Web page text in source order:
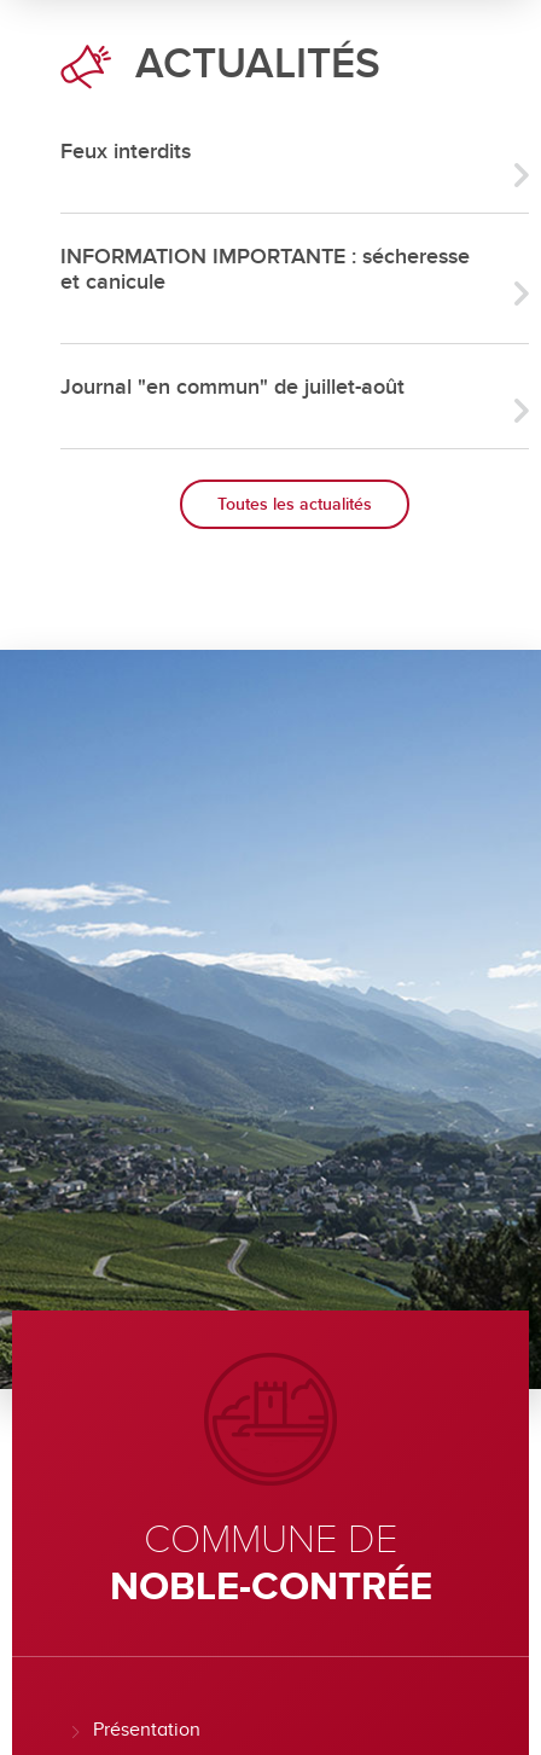
ACTUALITÉS
Feux interdits
INFORMATION IMPORTANTE : sécheresse
et canicule
Journal "en commun" de juillet-août
Toutes les actualités
COMMUNE DE
NOBLE-CONTRÉE
Présentation